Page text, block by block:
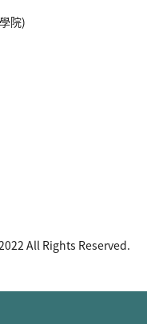
院)
All Rights Reserved.